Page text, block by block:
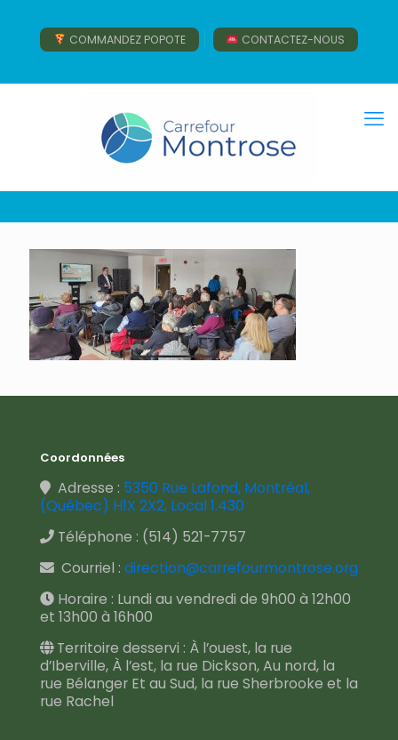
COMMANDEZ POPOTE CONTACTEZ-NOUS
Coordonnées
Adresse : 5350 Rue Lafond, Montréal,
(Québec) H1X 2X2, Local 1.430
Téléphone : (514) 521-7757
Courriel : direction@carrefourmontrose.org
Horaire : Lundi au vendredi de 9h00 à 12h00
et 13h00 à 16h00
Territoire desservi : À l’ouest, la rue
d’Iberville, À l’est, la rue Dickson, Au nord, la
rue Bélanger Et au Sud, la rue Sherbrooke et la
rue Rachel